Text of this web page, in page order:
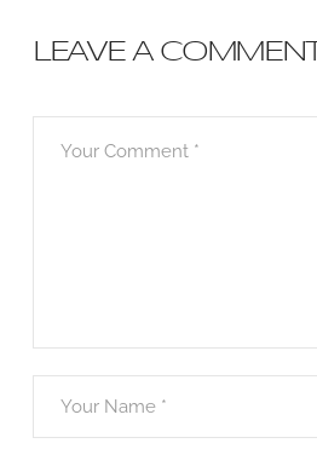
LEAVE A COMMENT